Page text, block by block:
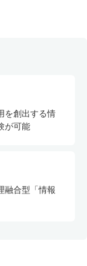
を創出する情
が可能
融合型「情報